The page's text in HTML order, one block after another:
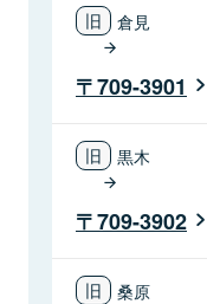
倉見
709-3901
黒木
709-3902
桑原